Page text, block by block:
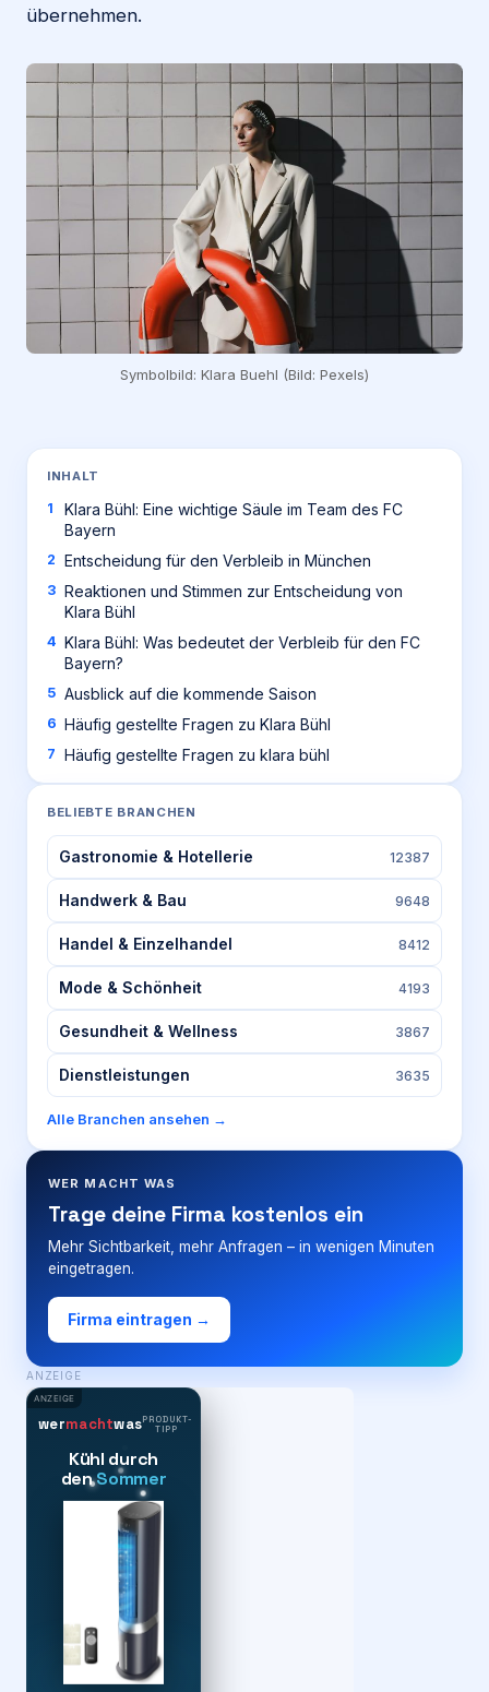
übernehmen.
Symbolbild: Klara Buehl (Bild: Pexels)
INHALT
Klara Bühl: Eine wichtige Säule im Team des FC
Bayern
Entscheidung für den Verbleib in München
Reaktionen und Stimmen zur Entscheidung von
Klara Bühl
Klara Bühl: Was bedeutet der Verbleib für den FC
Bayern?
Ausblick auf die kommende Saison
Häufig gestellte Fragen zu Klara Bühl
Häufig gestellte Fragen zu klara bühl
BELIEBTE BRANCHEN
Gastronomie & Hotellerie 12387
Handwerk & Bau 9648
Handel & Einzelhandel 8412
Mode & Schönheit 4193
Gesundheit & Wellness 3867
Dienstleistungen 3635
Alle Branchen ansehen →
WER MACHT WAS
Trage deine Firma kostenlos ein
Mehr Sichtbarkeit, mehr Anfragen – in wenigen Minuten
eingetragen.
Firma eintragen →
ANZEIGE
ANZEIGE
wermachtwasPRODUKT-
TIPP
Kühl durch
denSommer